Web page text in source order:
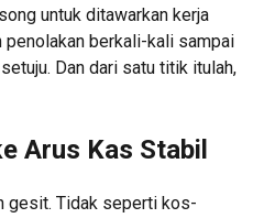
untuk ditawarkan kerja
penolakan berkali-kali sampai
Dan dari satu titik itulah,
Arus Kas Stabil
gesit. Tidak seperti kos-